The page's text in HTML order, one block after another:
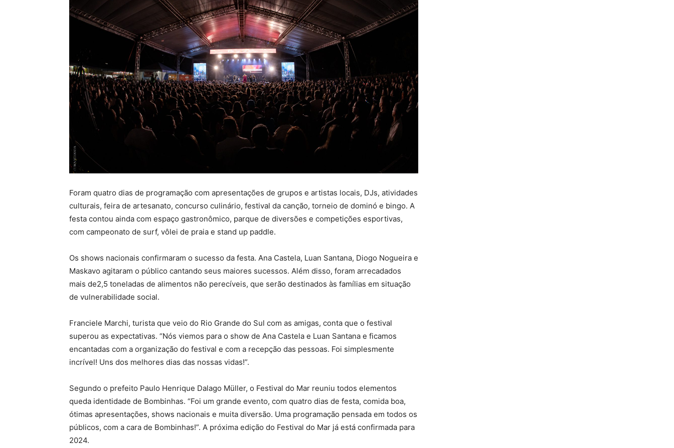
Foram quatro dias de programação com apresentações de grupos e artistas locais, DJs, atividades
culturais, feira de artesanato, concurso culinário, festival da canção, torneio de dominó e bingo. A
festa contou ainda com espaço gastronômico, parque de diversões e competições esportivas,
com campeonato de surf, vôlei de praia e stand up paddle.
Os shows nacionais confirmaram o sucesso da festa. Ana Castela, Luan Santana, Diogo Nogueira e
Maskavo agitaram o público cantando seus maiores sucessos. Além disso, foram arrecadados
mais de2,5 toneladas de alimentos não perecíveis, que serão destinados às famílias em situação
de vulnerabilidade social.
Franciele Marchi, turista que veio do Rio Grande do Sul com as amigas, conta que o festival
superou as expectativas. “Nós viemos para o show de Ana Castela e Luan Santana e ficamos
encantadas com a organização do festival e com a recepção das pessoas. Foi simplesmente
incrível! Uns dos melhores dias das nossas vidas!”.
Segundo o prefeito Paulo Henrique Dalago Müller, o Festival do Mar reuniu todos elementos
queda identidade de Bombinhas. “Foi um grande evento, com quatro dias de festa, comida boa,
ótimas apresentações, shows nacionais e muita diversão. Uma programação pensada em todos os
públicos, com a cara de Bombinhas!”. A próxima edição do Festival do Mar já está confirmada para
2024.